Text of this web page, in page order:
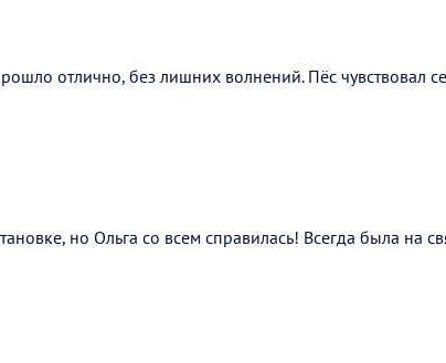
отлично, без лишних волнений. Пёс чувствовал
но Ольга со всем справилась! Всегда была на